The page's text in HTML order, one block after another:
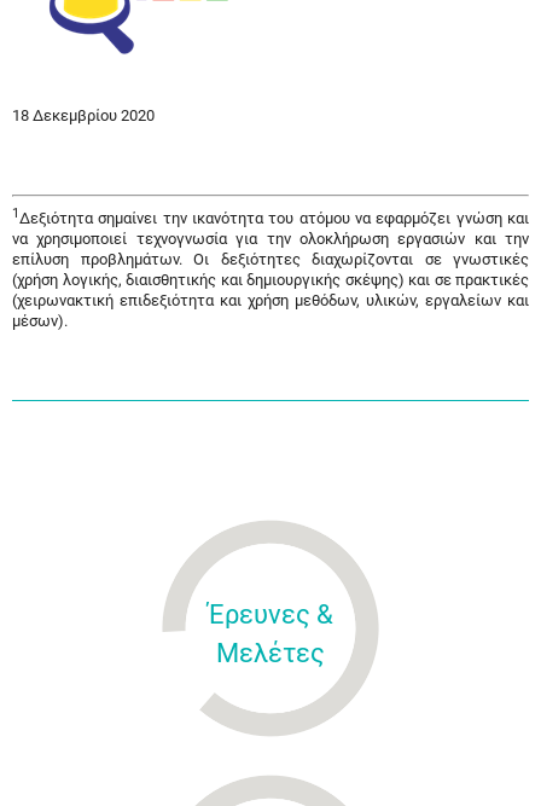
18 Δεκεμβρίου 2020
1Δεξιότητα σημαίνει την ικανότητα του ατόμου να εφαρμόζει γνώση και
να χρησιμοποιεί τεχνογνωσία για την ολοκλήρωση εργασιών και την
επίλυση προβλημάτων. Οι δεξιότητες διαχωρίζονται σε γνωστικές
(χρήση λογικής, διαισθητικής και δημιουργικής σκέψης) και σε πρακτικές
(χειρωνακτική επιδεξιότητα και χρήση μεθόδων, υλικών, εργαλείων και
μέσων).
Έρευνες &
Μελέτες